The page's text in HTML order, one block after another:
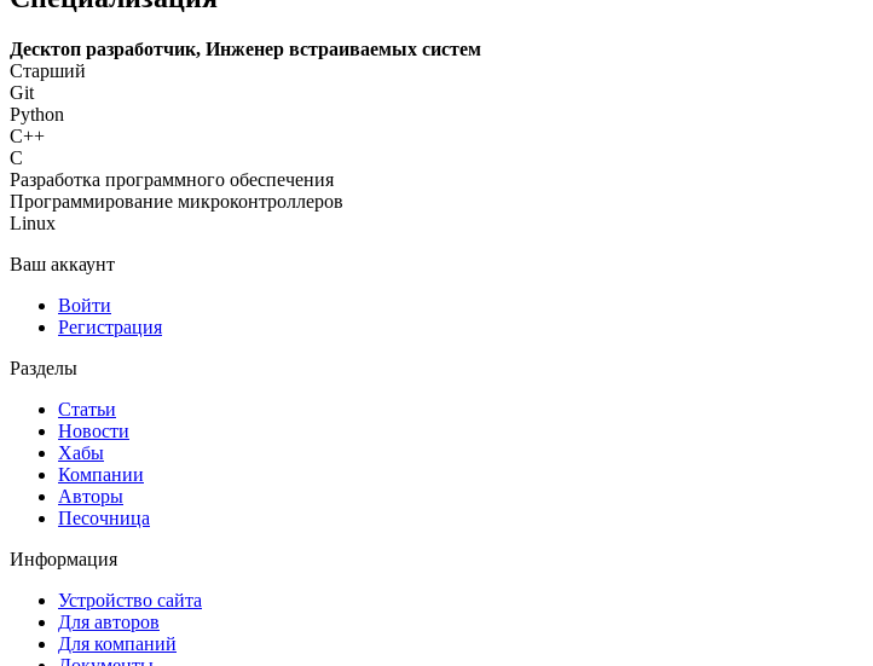
Десктоп разработчик, Инженер встраиваемых систем
Старший
Git
Python
C++
C
Разработка программного обеспечения
Программирование микроконтроллеров
Linux
Ваш аккаунт
Войти
Регистрация
Разделы
Статьи
Новости
Хабы
Компании
Авторы
Песочница
Информация
Устройство сайта
Для авторов
Для компаний